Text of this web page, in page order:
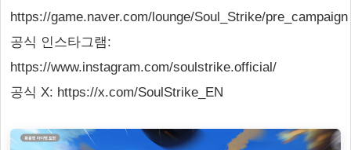
https://game.naver.com/lounge/Soul_Strike/pre_campaign
공식 인스타그램:
https://www.instagram.com/soulstrike.official/
공식 X: https://x.com/SoulStrike_EN